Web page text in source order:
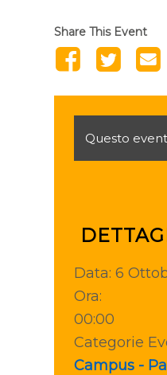
Share This Event
Questo
Data: 6
Ora:
00:00
Categorie
Campus -